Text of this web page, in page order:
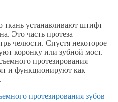
устанавливают штифт
Это часть протеза
челюсти. Спустя некоторое
коронку или зубной мост.
протезирования
и функционируют как
протезирования зубов